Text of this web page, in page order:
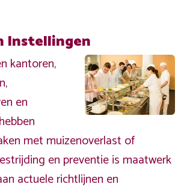
Instellingen
kantoren,
en
met muizenoverlast of
en preventie is maatwerk
actuele richtlijnen en